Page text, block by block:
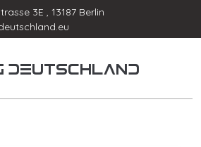
3E , 13187 Berlin